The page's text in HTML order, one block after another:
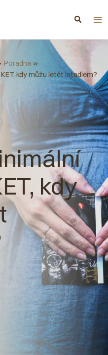
kdy
Poradna
kdy můžu letět letadlem?